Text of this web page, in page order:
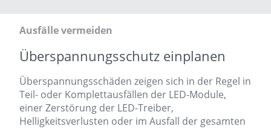
Ausfälle vermeiden
Überspannungsschutz einplanen
Überspannungsschäden zeigen sich in der Regel in
Teil- oder Komplettausfällen der LED-Module,
einer Zerstörung der LED-Treiber,
Helligkeitsverlusten oder im Ausfall der gesamten